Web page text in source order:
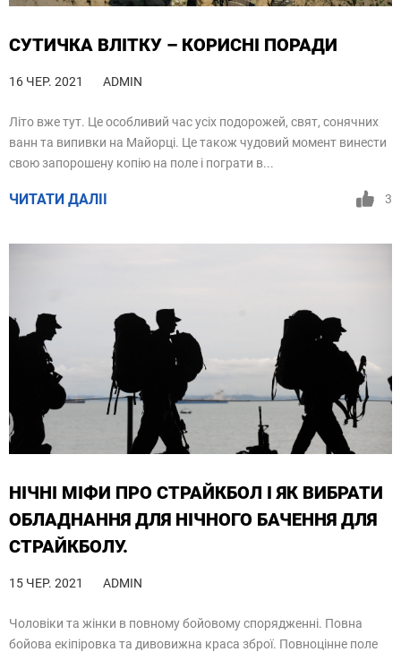
СУТИЧКА ВЛІТКУ – КОРИСНІ ПОРАДИ
16 ЧЕР. 2021 ADMIN
Літо вже тут. Це особливий час усіх подорожей, свят, сонячних
ванн та випивки на Майорці. Це також чудовий момент винести
свою запорошену копію на поле і пограти в...
ЧИТАТИ ДАЛІІ 3
НІЧНІ МІФИ ПРО СТРАЙКБОЛ І ЯК ВИБРАТИ
ОБЛАДНАННЯ ДЛЯ НІЧНОГО БАЧЕННЯ ДЛЯ
СТРАЙКБОЛУ.
15 ЧЕР. 2021 ADMIN
Чоловіки та жінки в повному бойовому спорядженні. Повна
бойова екіпіровка та дивовижна краса зброї. Повноцінне поле